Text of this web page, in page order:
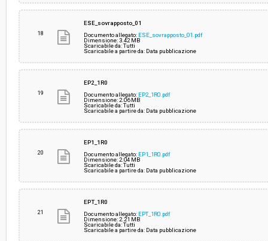
18
ESE_sovrapposto_01
Documento allegato: ESE_sovrapposto_01.pdf
Dimensione: 3.42 MB
Scaricabile da: Tutti
Scaricabile a partire da: Data pubblicazione
19
EP2_1R0
Documento allegato: EP2_1R0.pdf
Dimensione: 2.06 MB
Scaricabile da: Tutti
Scaricabile a partire da: Data pubblicazione
20
EP1_1R0
Documento allegato: EP1_1R0.pdf
Dimensione: 2.04 MB
Scaricabile da: Tutti
Scaricabile a partire da: Data pubblicazione
21
EPT_1R0
Documento allegato: EPT_1R0.pdf
Dimensione: 2.21 MB
Scaricabile da: Tutti
Scaricabile a partire da: Data pubblicazione